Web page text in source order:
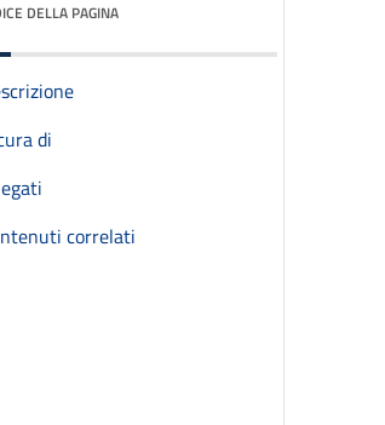
DELLA PAGINA
di
correlati